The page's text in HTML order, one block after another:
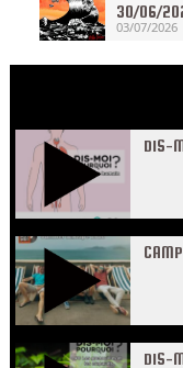
30/06/
03/07/2026
DIS-
DIS-